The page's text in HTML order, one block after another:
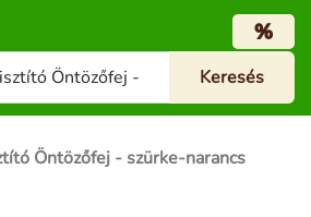
%
Öntözőfej - szürke-narancs